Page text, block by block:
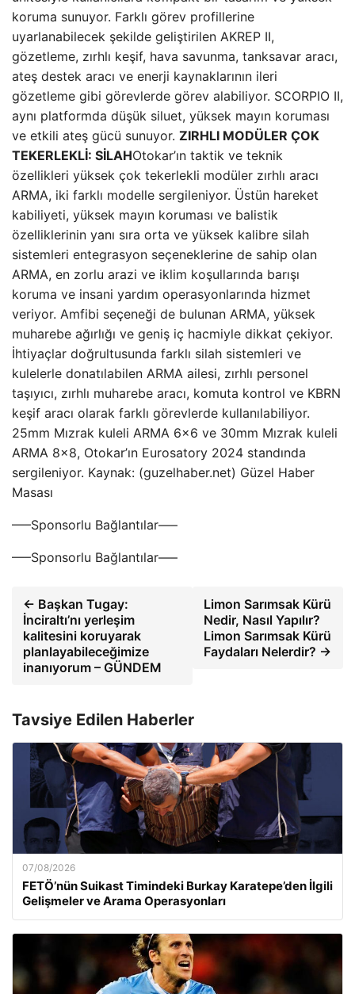
koruma sunuyor. Farklı görev profillerine
uyarlanabilecek şekilde geliştirilen AKREP II,
gözetleme, zırhlı keşif, hava savunma, tanksavar aracı,
ateş destek aracı ve enerji kaynaklarının ileri
gözetleme gibi görevlerde görev alabiliyor. SCORPIO II,
aynı platformda düşük siluet, yüksek mayın koruması
ve etkili ateş gücü sunuyor. ZIRHLI MODÜLER ÇOK
TEKERLEKLİ: SİLAHOtokar’ın taktik ve teknik
özellikleri yüksek çok tekerlekli modüler zırhlı aracı
ARMA, iki farklı modelle sergileniyor. Üstün hareket
kabiliyeti, yüksek mayın koruması ve balistik
özelliklerinin yanı sıra orta ve yüksek kalibre silah
sistemleri entegrasyon seçeneklerine de sahip olan
ARMA, en zorlu arazi ve iklim koşullarında barışı
koruma ve insani yardım operasyonlarında hizmet
veriyor. Amfibi seçeneği de bulunan ARMA, yüksek
muharebe ağırlığı ve geniş iç hacmiyle dikkat çekiyor.
İhtiyaçlar doğrultusunda farklı silah sistemleri ve
kulelerle donatılabilen ARMA ailesi, zırhlı personel
taşıyıcı, zırhlı muharebe aracı, komuta kontrol ve KBRN
keşif aracı olarak farklı görevlerde kullanılabiliyor.
25mm Mızrak kuleli ARMA 6×6 ve 30mm Mızrak kuleli
ARMA 8×8, Otokar’ın Eurosatory 2024 standında
sergileniyor. Kaynak: (guzelhaber.net) Güzel Haber
Masası
—–Sponsorlu Bağlantılar—–
—–Sponsorlu Bağlantılar—–
← Başkan Tugay:
İnciraltı’nı yerleşim
kalitesini koruyarak
planlayabileceğimize
inanıyorum – GÜNDEM
Limon Sarımsak Kürü
Nedir, Nasıl Yapılır?
Limon Sarımsak Kürü
Faydaları Nelerdir? →
Tavsiye Edilen Haberler
07/08/2026
FETÖ’nün Suikast Timindeki Burkay Karatepe’den İlgili
Gelişmeler ve Arama Operasyonları